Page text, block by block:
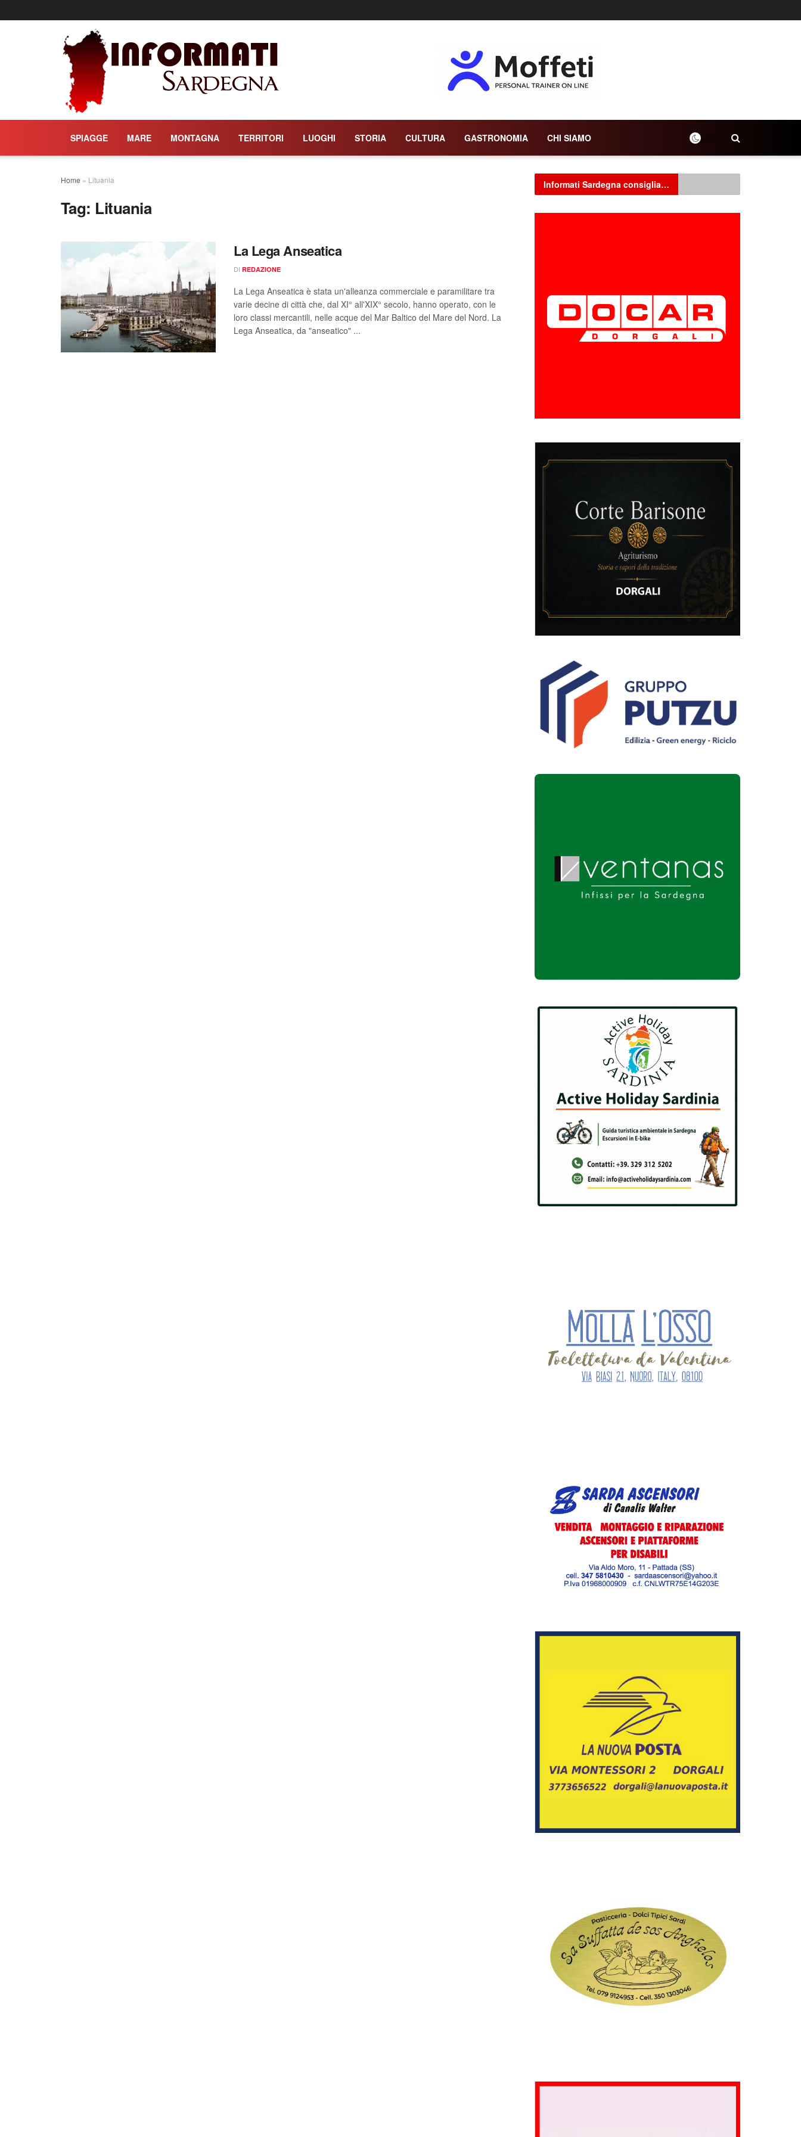
SPIAGGE MARE MONTAGNA TERRITORI LUOGHI STORIA CULTURA GASTRONOMIA CHI SIAMO
Home » Lituania
Tag: Lituania
La Lega Anseatica
DI REDAZIONE
La Lega Anseatica è stata un'alleanza commerciale e paramilitare tra
varie decine di città che, dal XI° all'XIX° secolo, hanno operato, con le
loro classi mercantili, nelle acque del Mar Baltico del Mare del Nord. La
Lega Anseatica, da "anseatico" ...
Informati Sardegna consiglia…